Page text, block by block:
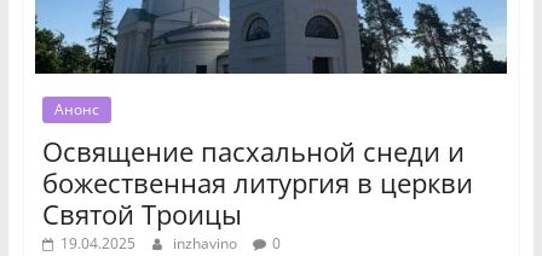
Анонс
Освящение пасхальной снеди и
божественная литургия в церкви
Святой Троицы
19.04.2025 inzhavino 0